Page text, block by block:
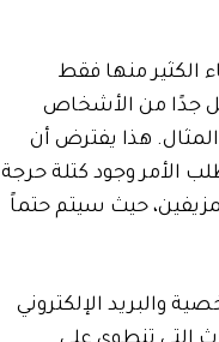
الكثير منها فقط
جدًا من الأشخاص
هذا يفترض أن
الأمر وجود كتلة حرجة
حيث سيتم حتماً
والبريد الإلكتروني